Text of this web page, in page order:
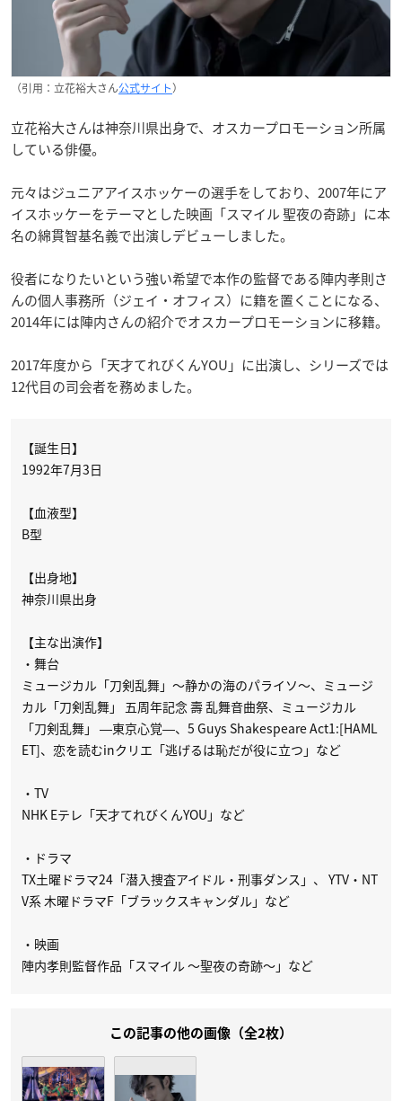
（引用：立花裕大さん公式サイト）
立花裕大さんは神奈川県出身で、オスカープロモーション所属
している俳優。
元々はジュニアアイスホッケーの選手をしており、2007年にア
イスホッケーをテーマとした映画「スマイル 聖夜の奇跡」に本
名の綿貫智基名義で出演しデビューしました。
役者になりたいという強い希望で本作の監督である陣内孝則さ
んの個人事務所（ジェイ・オフィス）に籍を置くことになる、
2014年には陣内さんの紹介でオスカープロモーションに移籍。
2017年度から「天才てれびくんYOU」に出演し、シリーズでは
12代目の司会者を務めました。
【誕生日】
1992年7月3日
【血液型】
B型
【出身地】
神奈川県出身
【主な出演作】
・舞台
ミュージカル「刀剣乱舞」〜静かの海のパライソ〜、ミュージ
カル「刀剣乱舞」 五周年記念 壽 乱舞音曲祭、ミュージカル
「刀剣乱舞」 ―東京心覚―、5 Guys Shakespeare Act1:[HAML
ET]、恋を読むinクリエ「逃げるは恥だが役に立つ」など
・TV
NHK Eテレ「天才てれびくんYOU」など
・ドラマ
TX土曜ドラマ24「潜入捜査アイドル・刑事ダンス」、 YTV・NT
V系 木曜ドラマF「ブラックスキャンダル」など
・映画
陣内孝則監督作品「スマイル ～聖夜の奇跡～」など
この記事の他の画像（全2枚）